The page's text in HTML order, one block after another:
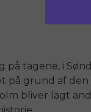
på tagene, i
på grund af
bliver lagt